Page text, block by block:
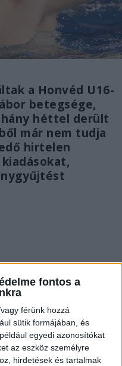
fontos a
férünk hozzá
sütik formájában, és
egyedi azonosítókat
az eszköz személyre
hirdetések és tartalmak
a Honvéd U16-
betegsége,
héttel derült
már nem tudja
hirtelen